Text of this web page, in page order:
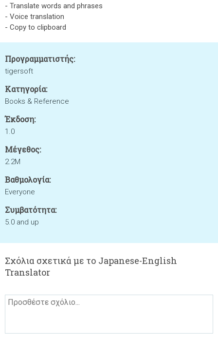
- Translate words and phrases
- Voice translation
- Copy to clipboard
Προγραμματιστής:
tigersoft
Κατηγορία:
Books & Reference
Έκδοση:
1.0
Μέγεθος:
2.2M
Βαθμολογία:
Everyone
Συμβατότητα:
5.0 and up
Σχόλια σχετικά με το Japanese-English
Translator